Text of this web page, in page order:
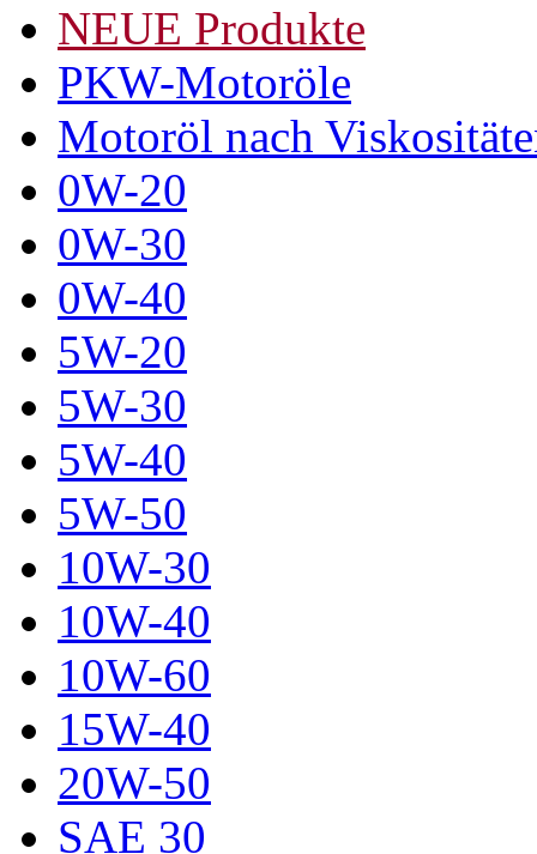
NEUE Produkte
PKW-Motoröle
Motoröl nach
0W-20
0W-30
0W-40
5W-20
5W-30
5W-40
5W-50
10W-30
10W-40
10W-60
15W-40
20W-50
SAE 30